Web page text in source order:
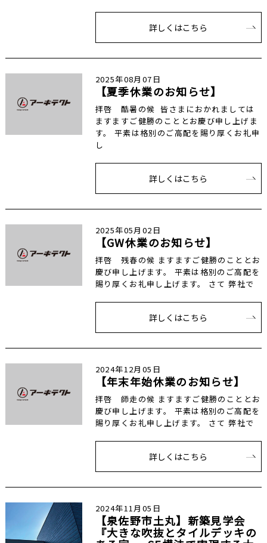
詳しくはこちら
2025年08月07日
【夏季休業のお知らせ】
拝啓 酷暑の候 皆さまにおかれましては
ますますご健勝のこととお慶び申し上げま
す。 平素は格別のご高配を賜り厚くお礼申
し
詳しくはこちら
2025年05月02日
【GW休業のお知らせ】
拝啓 残春の候 ますますご健勝のこととお
慶び申し上げます。 平素は格別のご高配を
賜り厚くお礼申し上げます。 さて 弊社で
詳しくはこちら
2024年12月05日
【年末年始休業のお知らせ】
拝啓 師走の候 ますますご健勝のこととお
慶び申し上げます。 平素は格別のご高配を
賜り厚くお礼申し上げます。 さて 弊社で
詳しくはこちら
2024年11月05日
【泉佐野市土丸】新築見学会
『大きな吹抜とタイルデッキの